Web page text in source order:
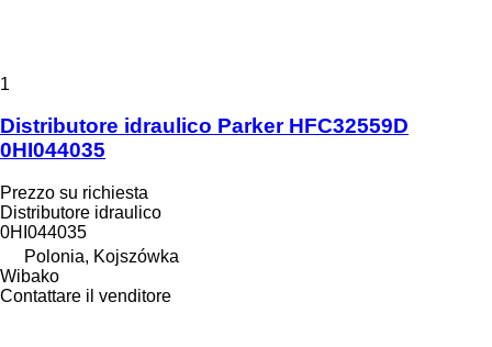
1
Distributore idraulico Parker HFC32559D
0HI044035
Prezzo su richiesta
Distributore idraulico
0HI044035
Polonia, Kojszówka
Wibako
Contattare il venditore